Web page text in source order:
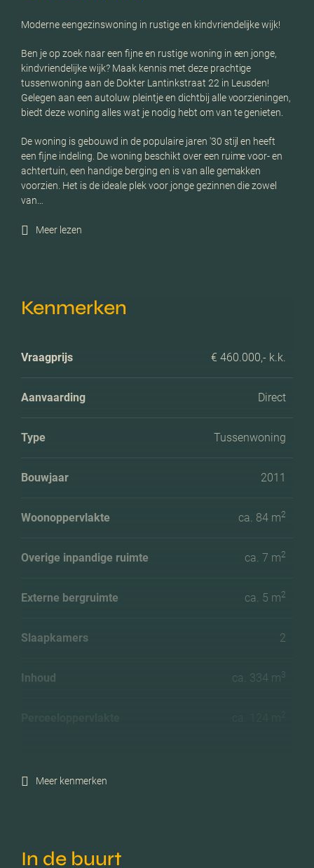
Moderne eengezinswoning in rustige en kindvriendelijke wijk!
Ben je op zoek naar een fijne en rustige woning in een jonge,
kindvriendelijke wijk? Maak kennis met deze prachtige
tussenwoning aan de Dokter Lantinkstraat 22 in Leusden!
Gelegen aan een autoluw pleintje en dichtbij alle voorzieningen,
biedt deze woning alles wat je nodig hebt om van te genieten.
De woning is gebouwd in de populaire jaren '30 stijl en heeft
een fijne indeling. De woning beschikt over een ruime voor- en
achtertuin, een handige berging en is van alle gemakken
voorzien. Het is de ideale plek voor jonge gezinnen die zowel
van…
Meer lezen
Kenmerken
Vraagprijs € 460.000,- k.k.
Aanvaarding Direct
Type Tussenwoning
Bouwjaar 2011
Woonoppervlakte ca. 84 m2
Overige inpandige ruimte ca. 7 m2
Externe bergruimte ca. 5 m2
Slaapkamers 2
Inhoud ca. 334 m3
Meer kenmerken
In de buurt